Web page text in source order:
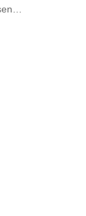
und trotzdem